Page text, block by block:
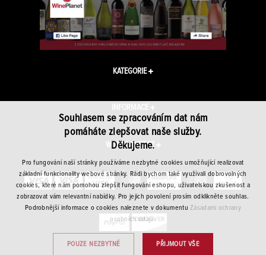
KATEGORIE
INFORMACE
WINEPLANET.CZ
Souhlasem se zpracováním dat nám
pomáháte zlepšovat naše služby.
Děkujeme.
Pro fungování naší stránky používáme nezbytné cookies umožňující realizovat
základní funkcionality webové stránky. Rádi bychom také využívali dobrovolných
cookies, které nám pomohou zlepšit fungování eshopu, uživatelskou zkušenost a
zobrazovat vám relevantní nabídky. Pro jejich povolení prosím odklikněte souhlas.
Podrobnější informace o cookies naleznete v dokumentuZásadami ochrany
osobních údajů.
PŘIJMOUT VŠE
POUZE NEZBYTNÉ